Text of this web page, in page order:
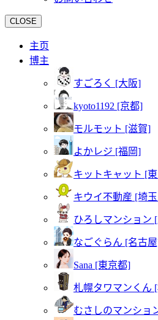
CLOSE
主页
博主
すごろく [大阪]
kyoto1192 [京都]
モルモット [滋賀]
よかレジ [福岡]
キットキャット [
キウイ不動産 [埼
ひろしマンション
なごぐらん [名古
Sana [東京都]
札幌タワマンくん
むさしのマンショ